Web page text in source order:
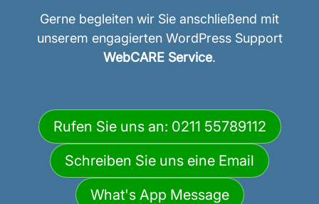
Gerne begleiten wir Sie anschließend mit
unserem engagierten WordPress Support
WebCARE Service.
Rufen Sie uns an: 0211 55789112
Schreiben Sie uns eine Email
What's App Message